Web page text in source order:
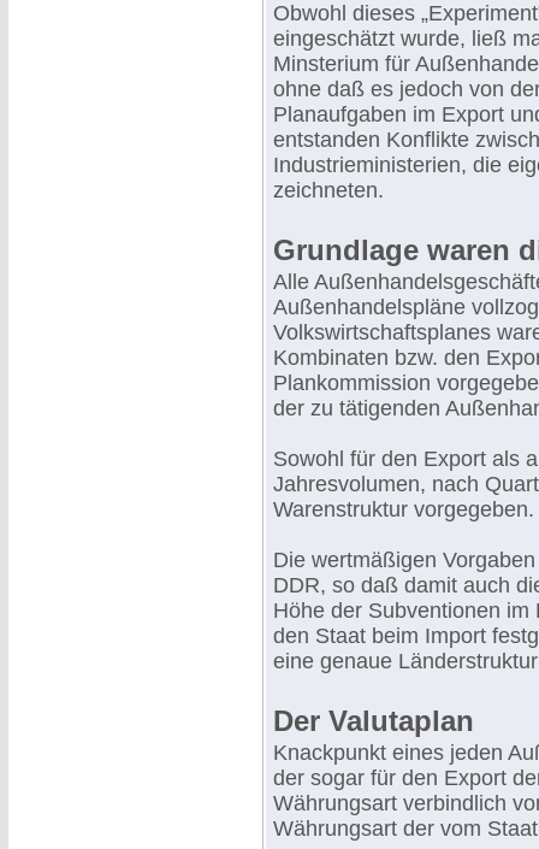
Obwohl dieses
eingeschätzt wurde, ließ
Minsterium für
ohne daß es jedoch von
Planaufgaben im Export
entstanden Konflikte
Industrieministerien, die
zeichneten.
Grundlage waren
Alle
Außenhandelspläne
Volkswirtschaftsplanes
Kombinaten bzw. den
Plankommission
der zu tätigenden
Sowohl für den Export als
Jahresvolumen, nach
Warenstruktur vorgegeben.
Die wertmäßigen
DDR, so daß damit auch
Höhe der Subventionen
den Staat beim Import
eine genaue
Der Valutaplan
Knackpunkt eines jeden
der sogar für den Export
Währungsart verbindlich
Währungsart der vom